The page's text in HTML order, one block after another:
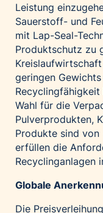
Leistung
Sauerstoff- und
mit Lap-Seal-
Produktschutz zu
geringen
Wahl für die
Pulverprodukten,
Produkte sind
erfüllen die
Recyclinganlagen
Globale
Die